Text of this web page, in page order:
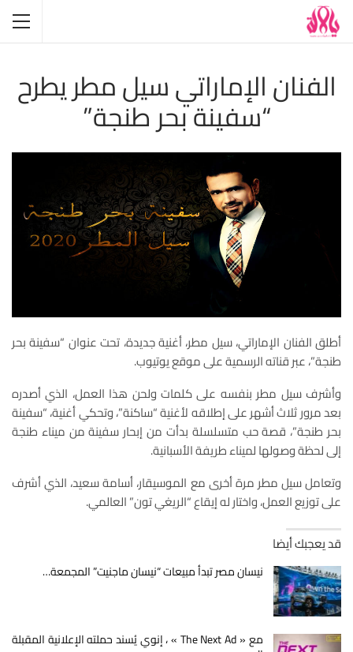
الفنان الإماراتي سيل مطر يطرح
“سفينة بحر طنجة”
أطلق الفنان الإماراتي، سيل مطر، أغنية جديدة، تحت عنوان “سفينة بحر
طنجة”، عبر قناته الرسمية على موقع يوتيوب.
وأشرف سيل مطر بنفسه على كلمات ولحن هذا العمل، الذي أصدره
بعد مرور ثلاث أشهر على إطلاقه لأغنية “ساكنة”، وتحكي أغنية، “سفينة
بحر طنجة”، قصة حب متسلسلة بدأت من إبحار سفينة من ميناء طنجة
إلى لحظة وصولها لميناء طريفة الأسبانية.
وتعامل سيل مطر مرة أخرى مع الموسيقار، أسامة سعيد، الذي أشرف
على توزيع العمل، واختار له إيقاع “الريغي تون” العالمي.
قد يعجبك أيضا
نيسان مصر تبدأ مبيعات “نيسان ماجنيت” المجمعة…
مع « The Next Ad » ، إنوي يُسند حملته الإعلانية المقبلة